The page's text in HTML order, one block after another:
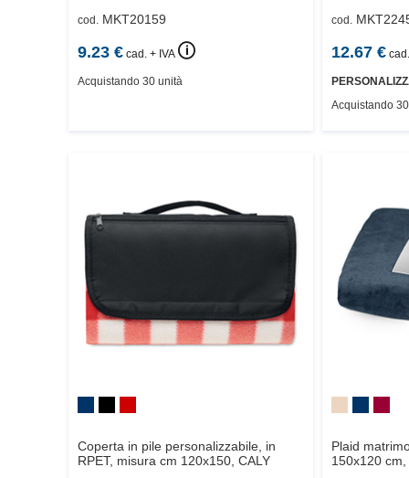
cod. MKT20159
9.23 € cad. + IVA 🛈
Acquistando 30 unità
cod.
12.67€
Acquistando
Coperta in pile personalizzabile, in
RPET, misura cm 120x150, CALY
Plaid
150x120